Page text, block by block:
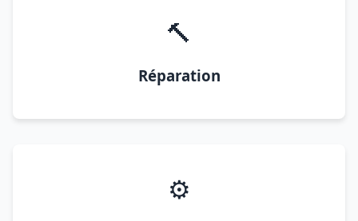
🔨
Réparation
⚙️